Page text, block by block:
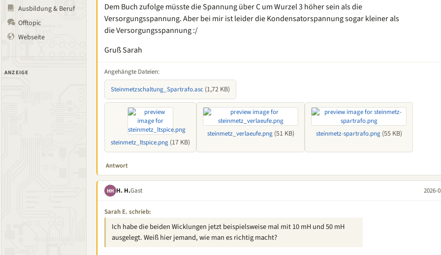
Ausbildung & Beruf
Offtopic
Webseite
ANZEIGE
Dem Buch zufolge müsste die Spannung über C um Wurzel 3 höher sein als die
Versorgungsspannung. Aber bei mir ist leider die Kondensatorspannung sogar kleiner als
die Versorgungsspannung :/
Gruß Sarah
Angehängte Dateien:
Steinmetzschaltung_Spartrafo.asc (1,72 KB)
steinmetz_ltspice.png (17 KB)
steinmetz_verlaeufe.png(51 KB) steinmetz-spartrafo.png(55 KB)
Antwort
HH H. H.Gast 2026-
Sarah E. schrieb:
Ich habe die beiden Wicklungen jetzt beispielsweise mal mit 10 mH und 50 mH
ausgelegt. Weiß hier jemand, wie man es richtig macht?